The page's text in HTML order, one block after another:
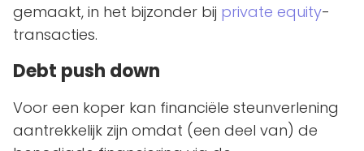
gemaakt, in het bijzonder bij private equity-
transacties.
Debt push down
Voor een koper kan financiële steunverlening
aantrekkelijk zijn omdat (een deel van) de